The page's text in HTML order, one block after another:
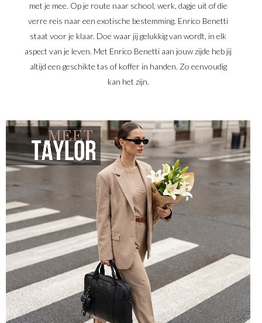
met je mee. Op je route naar school, werk, dagje uit of die
verre reis naar een exotische bestemming. Enrico Benetti
staat voor je klaar. Doe waar jij gelukkig van wordt, in elk
aspect van je leven. Met Enrico Benetti aan jouw zijde heb jij
altijd een geschikte tas of koffer in handen. Zo eenvoudig
kan het zijn.